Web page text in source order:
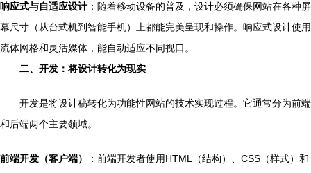
响应式与自适应设计 ：随着移动设备的普及，设计必须确保网站在各种屏
幕尺寸（从台式机到智能手机）上都能完美呈现和操作。响应式设计使用
流体网格和灵活媒体，能自动适应不同视口。
二、开发：将设计转化为现实
开发是将设计稿转化为功能性网站的技术实现过程。它通常分为前端
和后端两个主要领域。
前端开发（客户端）
：前端开发者使用HTML（结构）、CSS（样式）和